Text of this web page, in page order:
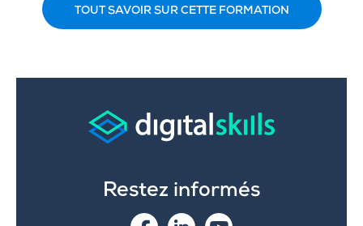
TOUT SAVOIR SUR CETTE FORMATION
Restez informés